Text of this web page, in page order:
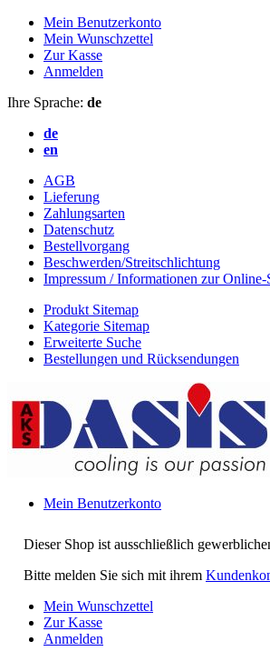
Mein Benutzerkonto
Mein Wunschzettel
Zur Kasse
Anmelden
Ihre Sprache: de
de
en
AGB
Lieferung
Zahlungsarten
Datenschutz
Bestellvorgang
Beschwerden/Streitschlichtung
Impressum / Informationen zur Online-
Produkt Sitemap
Kategorie Sitemap
Erweiterte Suche
Bestellungen und Rücksendungen
Dieser Shop ist ausschließlich
Bitte melden Sie sich mit ihrem
Mein Benutzerkonto
Mein Wunschzettel
Zur Kasse
Anmelden